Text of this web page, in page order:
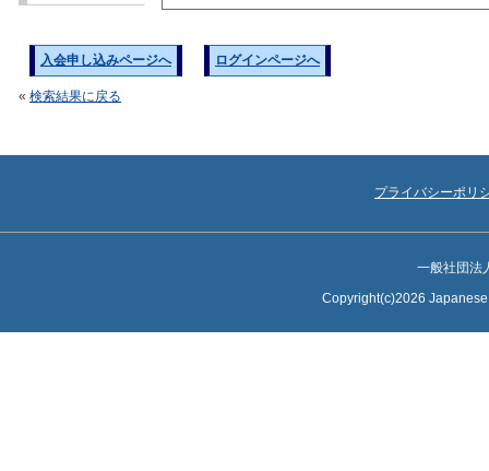
入会申し込みページへ ログインページへ
« 検索結果に戻る
プライバシーポリ
一般社団法
Copyright(c)2026